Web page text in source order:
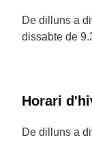
De dilluns a
dissabte de
Horari
De dilluns a